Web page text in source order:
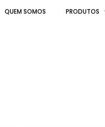
QUEM SOMOS PRODUTOS